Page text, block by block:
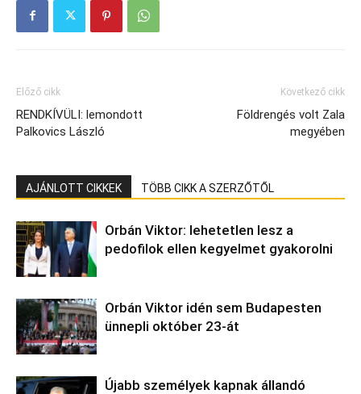
Előző cikk
RENDKÍVÜLI: lemondott
Palkovics László
Következő cikk
Földrengés volt Zala
megyében
AJÁNLOTT CIKKEK TÖBB CIKK A SZERZŐTŐL
Orbán Viktor: lehetetlen lesz a
pedofilok ellen kegyelmet gyakorolni
Orbán Viktor idén sem Budapesten
ünnepli október 23-át
Újabb személyek kapnak állandó